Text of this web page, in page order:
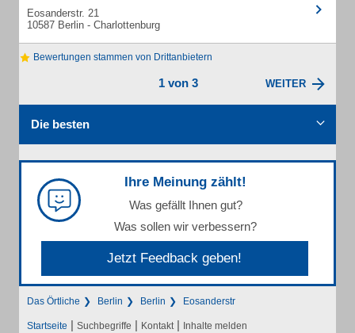
Eosanderstr. 21
10587 Berlin - Charlottenburg
Bewertungen stammen von Drittanbietern
1 von 3 WEITER
Die besten
Ihre Meinung zählt!
Was gefällt Ihnen gut?
Was sollen wir verbessern?
Jetzt Feedback geben!
Das Örtliche Berlin Berlin Eosanderstr
Startseite | Suchbegriffe | Kontakt | Inhalte melden